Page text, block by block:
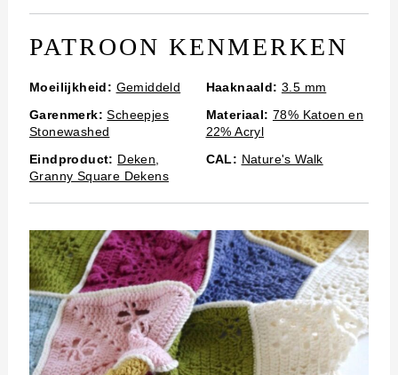
PATROON KENMERKEN
Moeilijkheid: Gemiddeld Haaknaald: 3.5 mm
Garenmerk: Scheepjes
Stonewashed
Materiaal: 78% Katoen en
22% Acryl
Eindproduct: Deken
Granny Square Dekens
CAL: Nature's Walk